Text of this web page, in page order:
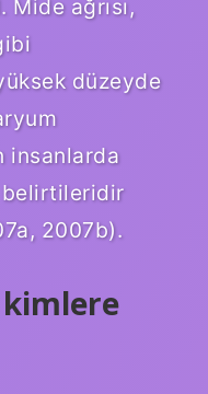
ağrısı,
düzeyde
insanlarda
belirtileridir
2007b).